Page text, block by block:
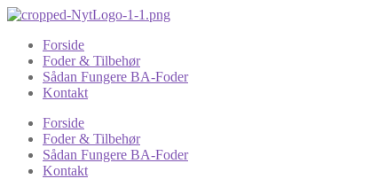
Forside
Foder & Tilbehør
Sådan Fungere BA-Foder
Kontakt
Forside
Foder & Tilbehør
Sådan Fungere BA-Foder
Kontakt